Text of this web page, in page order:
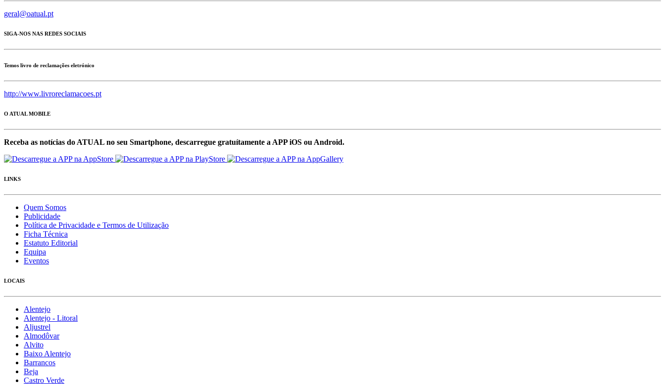
geral@oatual.pt
SIGA-NOS NAS REDES SOCIAIS
Temos livro de reclamações eletrónico
http://www.livroreclamacoes.pt
O ATUAL MOBILE
Receba as notícias do ATUAL no seu Smartphone, descarregue gratuítamente a APP iOS ou Android.
LINKS
Quem Somos
Publicidade
Política de Privacidade e Termos de Utilização
Ficha Técnica
Estatuto Editorial
Equipa
Eventos
LOCAIS
Alentejo
Alentejo - Litoral
Aljustrel
Almodôvar
Alvito
Baixo Alentejo
Barrancos
Beja
Castro Verde